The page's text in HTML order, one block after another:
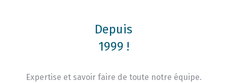
Depuis
1999 !
Expertise et savoir faire de toute notre équipe.